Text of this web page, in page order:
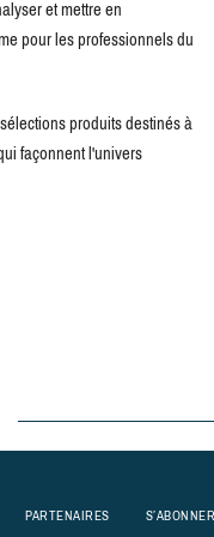
et mettre en
pour les professionnels du
produits destinés à
façonnent l'univers
PARTENAIRES S’ABONNER